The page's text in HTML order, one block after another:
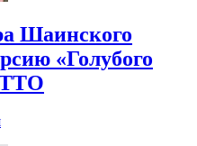
Шаинского
«Голубого